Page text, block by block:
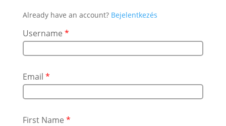
Already have an account? Bejelentkezés
Username *
Email *
First Name *